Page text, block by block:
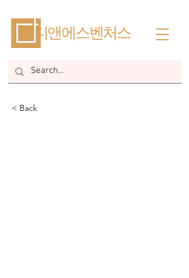
​디앤에스벤처스
< Back